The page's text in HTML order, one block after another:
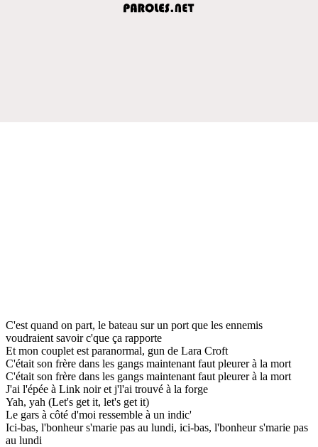
C'est quand on part, le bateau sur un port que les ennemis
voudraient savoir c'que ça rapporte
Et mon couplet est paranormal, gun de Lara Croft
C'était son frère dans les gangs maintenant faut pleurer à la mort
C'était son frère dans les gangs maintenant faut pleurer à la mort
J'ai l'épée à Link noir et j'l'ai trouvé à la forge
Yah, yah (Let's get it, let's get it)
Le gars à côté d'moi ressemble à un indic'
Ici-bas, l'bonheur s'marie pas au lundi, ici-bas, l'bonheur s'marie pas
au lundi